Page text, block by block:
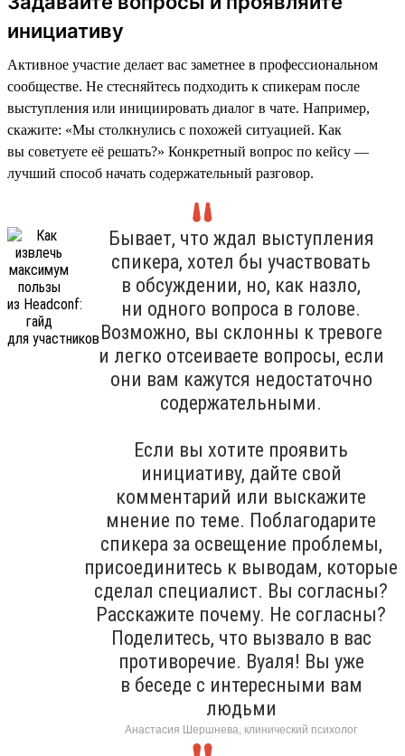
инициативу
Активное участие делает вас заметнее в профессиональном
сообществе. Не стесняйтесь подходить к спикерам после
выступления или инициировать диалог в чате. Например,
скажите: «Мы столкнулись с похожей ситуацией. Как
вы советуете её решать?» Конкретный вопрос по кейсу —
лучший способ начать содержательный разговор.
Бывает, что ждал выступления
спикера, хотел бы участвовать
в обсуждении, но, как назло,
ни одного вопроса в голове.
Возможно, вы склонны к тревоге
и легко отсеиваете вопросы, если
они вам кажутся недостаточно
содержательными.
Если вы хотите проявить
инициативу, дайте свой
комментарий или выскажите
мнение по теме. Поблагодарите
спикера за освещение проблемы,
присоединитесь к выводам, которые
сделал специалист. Вы согласны?
Расскажите почему. Не согласны?
Поделитесь, что вызвало в вас
противоречие. Вуаля! Вы уже
в беседе с интересными вам
людьми
Анастасия Шершнева, клинический психолог